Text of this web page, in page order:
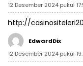
12 Desember 2024 pukul
http://
EdwardDix
12 Desember 2024 pukul